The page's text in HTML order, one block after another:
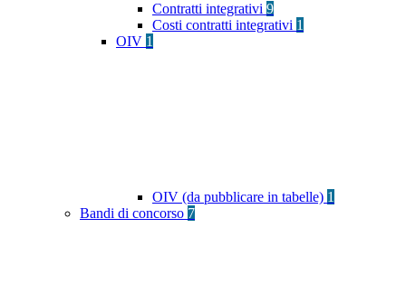
Contratti integrativi 9
Costi contratti integrativi 1
OIV 1
OIV (da pubblicare in tabelle) 1
Bandi di concorso 7